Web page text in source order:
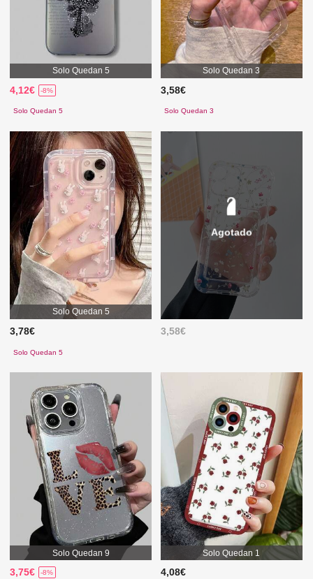
Solo Quedan 5
4,12€ -8%
Solo Quedan 5
Solo Quedan 3
3,58€
Solo Quedan 3
Solo Quedan 5
3,78€
Solo Quedan 5
Agotado
3,58€
Solo Quedan 9
3,75€ -8%
Solo Quedan 1
4,08€